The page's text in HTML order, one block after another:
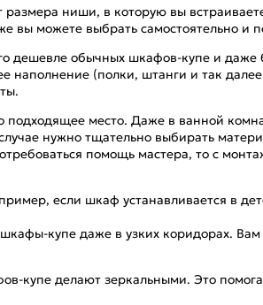
размера ниши, в которую вы
вы можете выбрать самостоятельно и
дешевле обычных шкафов-купе и
наполнение (полки, штанги и так
подходящее место. Даже в ванной
нужно тщательно выбирать
помощь мастера, то с
если шкаф устанавливается в
купе даже в узких коридорах.
купе делают зеркальными. Это